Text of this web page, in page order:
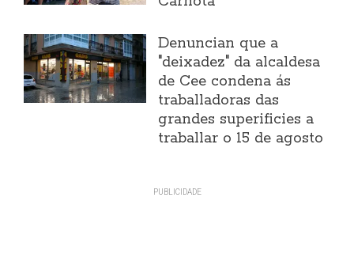
Denuncian que a
"deixadez" da alcaldesa
de Cee condena ás
traballadoras das
grandes superificies a
traballar o 15 de agosto